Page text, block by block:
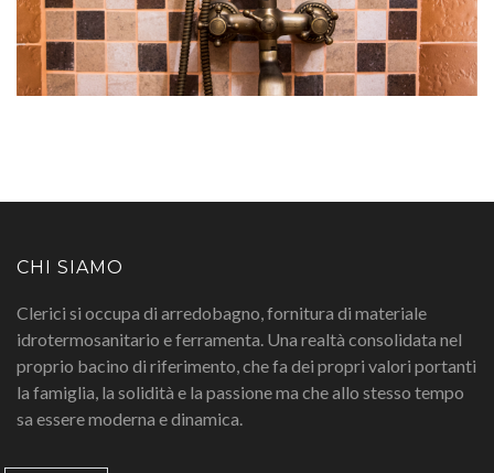
CHI SIAMO
Clerici si occupa di arredobagno, fornitura di materiale
idrotermosanitario e ferramenta. Una realtà consolidata nel
proprio bacino di riferimento, che fa dei propri valori portanti
la famiglia, la solidità e la passione ma che allo stesso tempo
sa essere moderna e dinamica.